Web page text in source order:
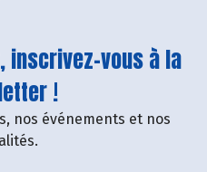
inscrivez-vous à la
!
nos événements et nos